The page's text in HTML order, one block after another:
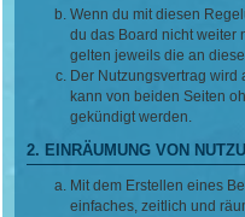
Wenn du mit diesen
du das Board nicht weiter
gelten jeweils die an
Der Nutzungsvertrag wird
kann von beiden Seiten
gekündigt werden.
2. EINRÄUMUNG VON
Mit dem Erstellen eines
einfaches, zeitlich und